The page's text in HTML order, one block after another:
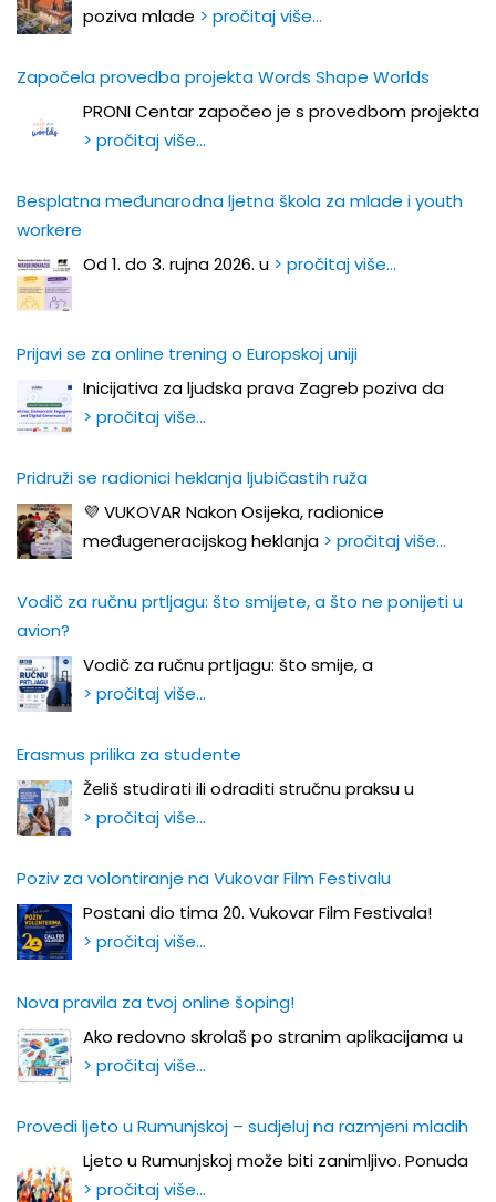
poziva mlade > pročitaj više…
Započela provedba projekta Words Shape Worlds
PRONI Centar započeo je s provedbom projekta
> pročitaj više…
Besplatna međunarodna ljetna škola za mlade i youth
workere
Od 1. do 3. rujna 2026. u > pročitaj više…
Prijavi se za online trening o Europskoj uniji
Inicijativa za ljudska prava Zagreb poziva da
> pročitaj više…
Pridruži se radionici heklanja ljubičastih ruža
💜 VUKOVAR Nakon Osijeka, radionice
međugeneracijskog heklanja > pročitaj više…
Vodič za ručnu prtljagu: što smijete, a što ne ponijeti u
avion?
Vodič za ručnu prtljagu: što smije, a
> pročitaj više…
Erasmus prilika za studente
Želiš studirati ili odraditi stručnu praksu u
> pročitaj više…
Poziv za volontiranje na Vukovar Film Festivalu
Postani dio tima 20. Vukovar Film Festivala!
> pročitaj više…
Nova pravila za tvoj online šoping!
Ako redovno skrolaš po stranim aplikacijama u
> pročitaj više…
Provedi ljeto u Rumunjskoj – sudjeluj na razmjeni mladih
Ljeto u Rumunjskoj može biti zanimljivo. Ponuda
> pročitaj više…